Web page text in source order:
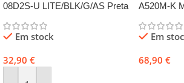
08D2S-U LITE/BLK/G/AS Preta
Em stock
32,90 €
A520M-K
Em
68,90 €